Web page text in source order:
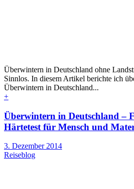
Überwintern in Deutschland ohne
Sinnlos. In diesem Artikel berichte ich
Überwintern in Deutschland...
+
Überwintern in Deutschland –
Härtetest für Mensch und
3. Dezember 2014
Reiseblog